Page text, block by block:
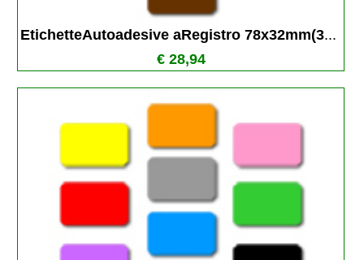
EtichetteAutoadesive aRegistro 78x32mm(3...
€ 28,94